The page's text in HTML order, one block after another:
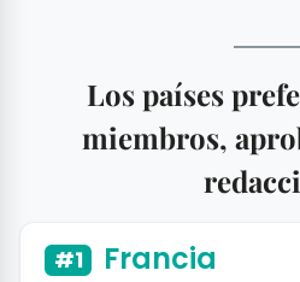
Los países
miembros,
#1 Francia